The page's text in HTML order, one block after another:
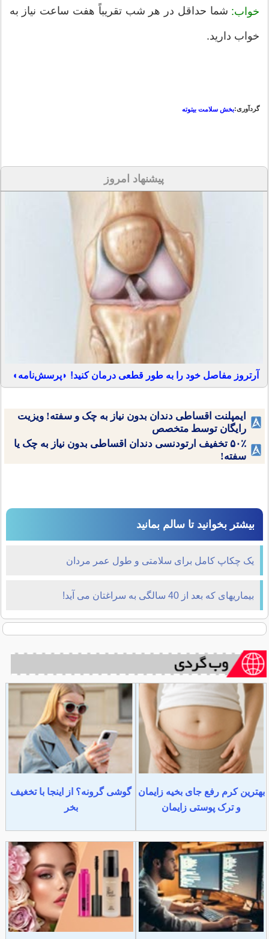
خواب: شما حداقل در هر شب تقریباً هفت ساعت نیاز به
خواب دارید.
گردآوری:بخش سلامت بیتوته
پیشنهاد امروز
آرتروز مفاصل خود را به طور قطعی درمان کنید! ◗پرسش‌نامه◖
ایمپلنت اقساطی دندان بدون نیاز به چک و سفته! ویزیت
رایگان توسط متخصص
۵۰٪ تخفیف ارتودنسی دندان اقساطی بدون نیاز به چک یا
سفته!
بیشتر بخوانید تا سالم بمانید
یک چکاپ کامل برای سلامتی و طول عمر مردان
بیماریهای که بعد از 40 سالگی به سراغتان می آید!
بهترین کرم رفع جای بخیه زایمان
و ترک پوستی زایمان
گوشی گرونه؟ از اینجا با تخغیف
بخر